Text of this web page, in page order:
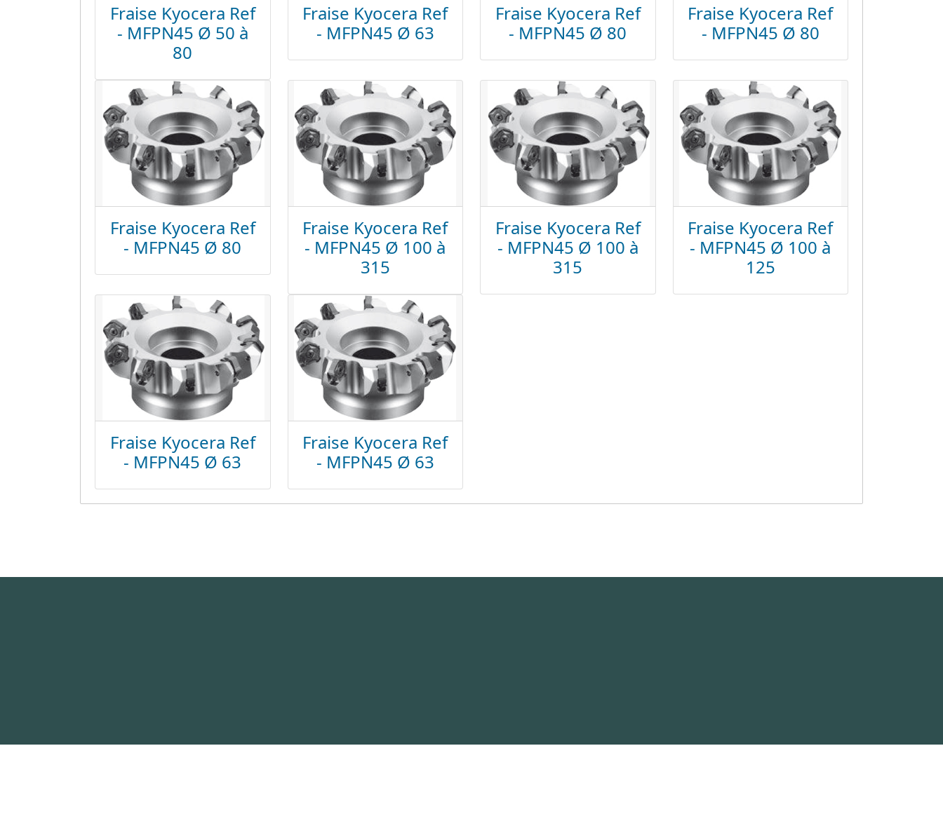
Fraise Kyocera Ref
- MFPN45 Ø 50 à
80
Fraise Kyocera Ref
- MFPN45 Ø 63
Fraise Kyocera Ref
- MFPN45 Ø 80
Fraise Kyocera Ref
- MFPN45 Ø 80
Fraise Kyocera Ref
- MFPN45 Ø 80
Fraise Kyocera Ref
- MFPN45 Ø 100 à
315
Fraise Kyocera Ref
- MFPN45 Ø 100 à
315
Fraise Kyocera Ref
- MFPN45 Ø 100 à
125
Fraise Kyocera Ref
- MFPN45 Ø 63
Fraise Kyocera Ref
- MFPN45 Ø 63